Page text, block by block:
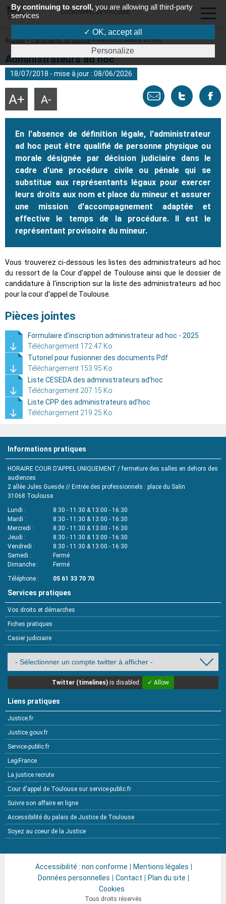
COUR D'APPEL DE TOULOUSE
Fil
Accueil Partenaires de justice Administrateurs ad hoc
Administrateurs ad hoc
18/07/2018 - mise à jour : 08/06/2026
Envoyer
email
Tweeter
page
Agrandir Réduire
En l'absence de définition légale, l'administrateur
ad hoc peut être qualifié de personne physique ou
morale désignée par décision judiciaire dans le
cadre d'une procédure civile ou pénale qui se
substitue aux représentants légaux pour exercer
leurs droits aux nom et place du mineur et assurer
une mission d'accompagnement adaptée et
effective le temps de la procédure. Il est le
représentant provisoire du mineur.
Vous trouverez ci-dessous les listes des administrateurs ad hoc
du ressort de la Cour d'appel de Toulouse ainsi que le dossier de
candidature à l'inscription sur la liste des administrateurs ad hoc
pour la cour d'appel de Toulouse.
Pièces jointes
Formulaire d'inscription administrateur ad hoc - 2025
Téléchargement 172.47 Ko
Tutoriel pour fusionner des documents Pdf
Téléchargement 153.95 Ko
Liste CESEDA des administrateurs ad’hoc
Téléchargement 207.15 Ko
Liste CPP des administrateurs ad’hoc
Téléchargement 219.25 Ko
Informations pratiques
HORAIRE COUR D'APPEL UNIQUEMENT / fermeture des salles en dehors des
audiences
2 allée Jules Guesde // Entrée des professionnels : place du Salin
31068 Toulouse
Lundi
8:30 - 11:30 & 13:00 - 16:30
Mardi
8:30 - 11:30 & 13:00 - 16:30
Mercredi
8:30 - 11:30 & 13:00 - 16:30
Jeudi
8:30 - 11:30 & 13:00 - 16:30
Vendredi
8:30 - 11:30 & 13:00 - 16:30
Samedi
Fermé
Dimanche
Fermé
Téléphone
05 61 33 70 70
Services pratiques
Vos droits et démarches
Fiches pratiques
Casier judiciaire
Twitter (timelines) is disabled. ✓ Allow
Liens pratiques
Justice.fr
Justice.gouv.fr
Service-public.fr
LegiFrance
La justice recrute
Cour d'appel de Toulouse sur service-public.fr
Suivre son affaire en ligne
Accessibilité du palais de Justice de Toulouse
Soyez au coeur de la Justice
Accessibilité : non conforme
Mentions légales
Données personnelles
Contact
Plan du site
Cookies
Tous droits réservés
By continuing to scroll, you are allowing all third-party
services
✓ OK, accept all
Personalize